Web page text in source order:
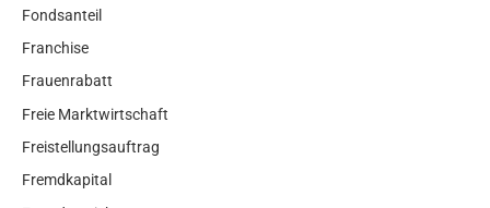
Fondsanteil
Franchise
Frauenrabatt
Freie Marktwirtschaft
Freistellungsauftrag
Fremdkapital